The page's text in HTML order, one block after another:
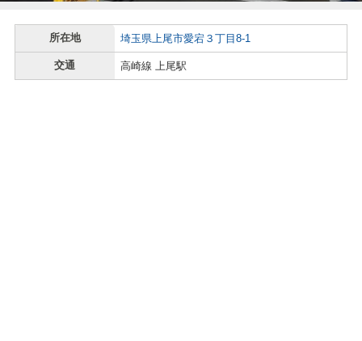
所在地 埼玉県上尾市愛宕３丁目8-1
交通 高崎線 上尾駅